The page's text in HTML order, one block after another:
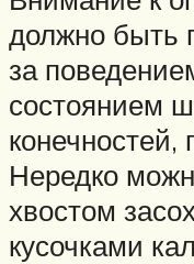
должно быть
за
состоянием
конечностей,
Нередко
хвостом
кусочками